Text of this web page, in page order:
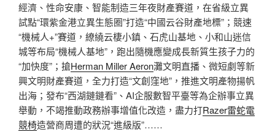
經濟、性命安康、智能制造三年夜財產賽道，在省級立異
試點“環紫金港立異生態圈”打造“中國云谷財產地標”；競速
“機械人+”賽道，繚繞云棲小鎮、石虎山基地、小和山迷信
城等布局“機械人基地”，跑出隨機應變成長新質生孩子力的
“加快度”；搶Herman Miller Aeron灘文明直播、微短劇等新
興文明財產賽道，全力打造“文創窪地”，推進文明產物揚帆
出海；發布“西湖鏈鏈看”、AI企服數智平臺等為企辦事立異
舉動，不竭推動政務辦事增值化改造，盡力打Razer雷蛇電
競椅造營商周遭的狀況“進級版”……